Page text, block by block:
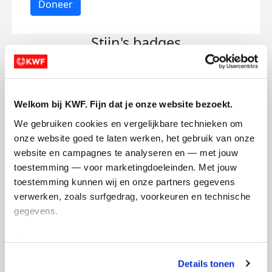
Welkom bij KWF. Fijn dat je onze website bezoekt.
We gebruiken cookies en vergelijkbare technieken om
onze website goed te laten werken, het gebruik van onze
website en campagnes te analyseren en — met jouw
toestemming — voor marketingdoeleinden. Met jouw
toestemming kunnen wij en onze partners gegevens
verwerken, zoals surfgedrag, voorkeuren en technische
gegevens.
tonen. Je kunt je toestemming op elk moment wijzigen of
Details tonen
Doneer
Stijn's badges